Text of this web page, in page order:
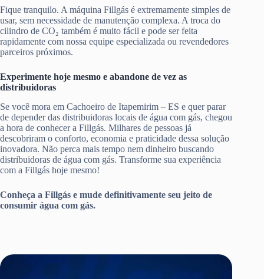
Fique tranquilo. A máquina Fillgás é extremamente simples de
usar, sem necessidade de manutenção complexa. A troca do
cilindro de CO₂ também é muito fácil e pode ser feita
rapidamente com nossa equipe especializada ou revendedores
parceiros próximos.
Experimente hoje mesmo e abandone de vez as
distribuidoras
Se você mora em Cachoeiro de Itapemirim – ES e quer parar
de depender das distribuidoras locais de água com gás, chegou
a hora de conhecer a Fillgás. Milhares de pessoas já
descobriram o conforto, economia e praticidade dessa solução
inovadora. Não perca mais tempo nem dinheiro buscando
distribuidoras de água com gás. Transforme sua experiência
com a Fillgás hoje mesmo!
Conheça a Fillgás e mude definitivamente seu jeito de
consumir água com gás.